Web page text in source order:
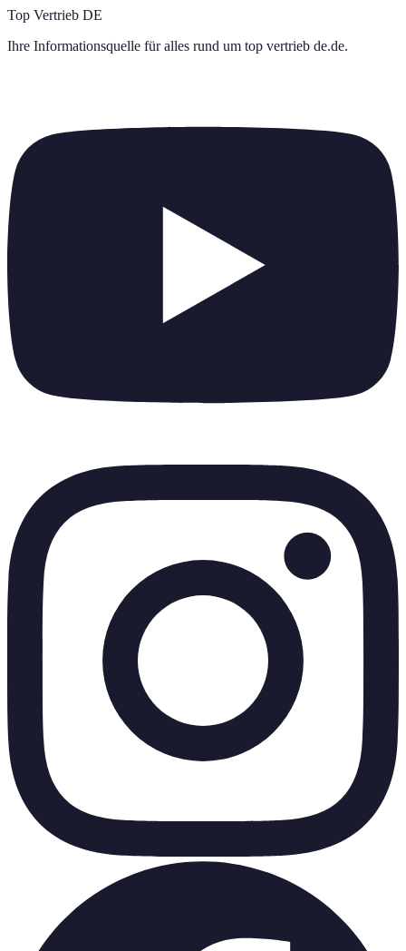
Top Vertrieb DE
Ihre Informationsquelle für alles rund um top vertrieb de.de.